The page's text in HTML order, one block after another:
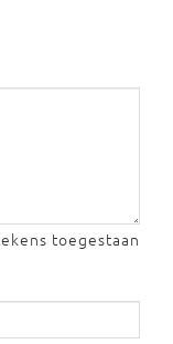
toegestaan